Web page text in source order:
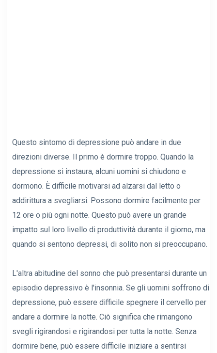
Questo sintomo di depressione può andare in due
direzioni diverse. Il primo è dormire troppo. Quando la
depressione si instaura, alcuni uomini si chiudono e
dormono. È difficile motivarsi ad alzarsi dal letto o
addirittura a svegliarsi. Possono dormire facilmente per
12 ore o più ogni notte. Questo può avere un grande
impatto sul loro livello di produttività durante il giorno, ma
quando si sentono depressi, di solito non si preoccupano.
L'altra abitudine del sonno che può presentarsi durante un
episodio depressivo è l'insonnia. Se gli uomini soffrono di
depressione, può essere difficile spegnere il cervello per
andare a dormire la notte. Ciò significa che rimangono
svegli rigirandosi e rigirandosi per tutta la notte. Senza
dormire bene, può essere difficile iniziare a sentirsi